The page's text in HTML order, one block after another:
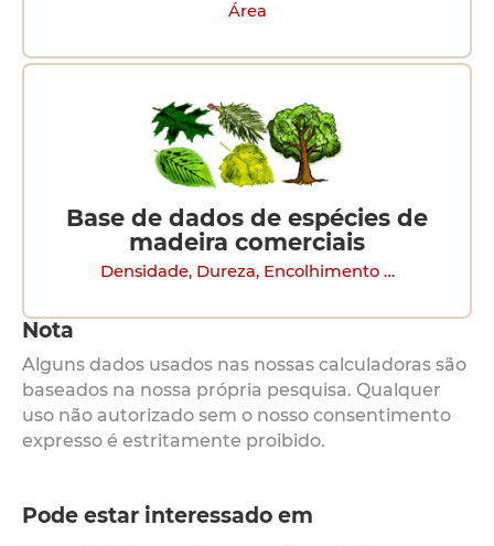
Área
Base de dados de espécies de
madeira comerciais
Densidade, Dureza, Encolhimento …
Nota
Alguns dados usados nas nossas calculadoras são
baseados na nossa própria pesquisa. Qualquer
uso não autorizado sem o nosso consentimento
expresso é estritamente proibido.
Pode estar interessado em